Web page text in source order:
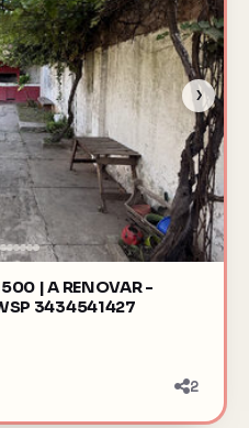
›
| A RENOVAR -
3434541427
2